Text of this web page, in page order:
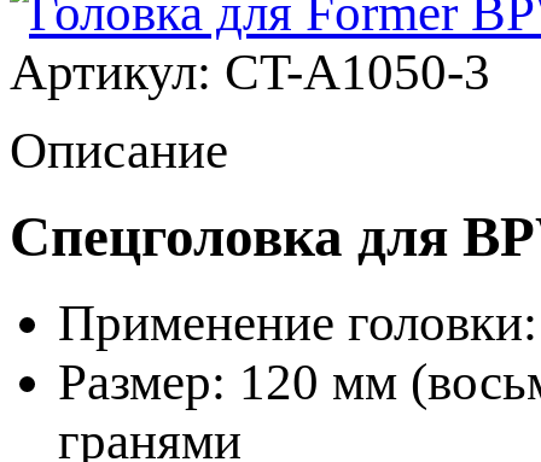
Артикул: CT-A1050-3
Описание
Спецголовка для
Применение
Размер: 120 мм
гранями